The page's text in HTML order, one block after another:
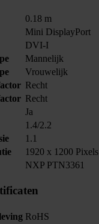
0.18 m
Mini DisplayPort
DVI-I
Mannelijk
Vrouwelijk
Recht
Recht
Ja
1.4/2.2
1.1
1920 x 1200 Pixels
NXP PTN3361
RoHS